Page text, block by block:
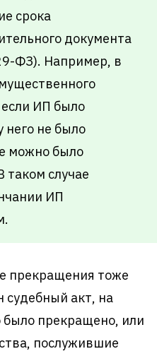
срока
документа
ФЗ). Например, в
ИП было
него не было
можно было
таком случае
ИП
прекращения тоже
судебный акт, на
было прекращено, или
послужившие